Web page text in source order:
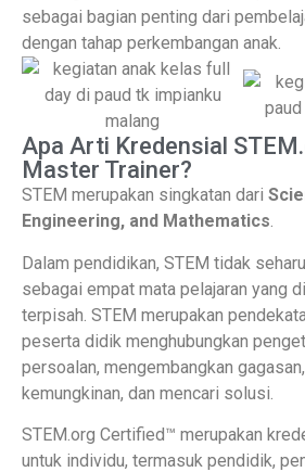
sebagai bagian penting dari
dengan tahap perkembangan anak.
Apa Arti Kredensial
Master Trainer?
STEM merupakan singkatan dari
Engineering, and Mathematics.
Dalam pendidikan, STEM tidak
sebagai empat mata pelajaran yang
terpisah. STEM merupakan
peserta didik menghubungkan
persoalan, mengembangkan
kemungkinan, dan mencari solusi.
STEM.org Certified™ merupakan
untuk individu, termasuk pendidik,